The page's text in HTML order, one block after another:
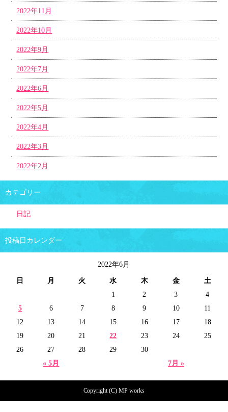
2022年11月
2022年10月
2022年9月
2022年7月
2022年6月
2022年5月
2022年4月
2022年3月
2022年2月
カテゴリー
日記
投稿日カレンダー
2022年6月
日 月 火 水 木 金 土
« 5月 7月 »
1 2 3
4
5
6 7 8 9 10
11
12
13 14 15 16 17
18
19
20 21 22 23 24
25
26
27 28 29 30
Copyright (C) MP works